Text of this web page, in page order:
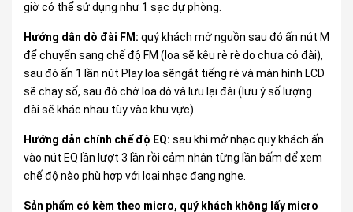
giờ có thể sử dụng như 1 sạc dự phòng.
Hướng dẫn dò đài FM: quý khách mở nguồn sau đó ấn nút M
để chuyển sang chế độ FM (loa sẽ kêu rè rè do chưa có đài),
sau đó ấn 1 lần nút Play loa sẽngắt tiếng rè và màn hình LCD
sẽ chạy số, sau đó chờ loa dò và lưu lại đài (lưu ý số lượng
đài sẽ khác nhau tùy vào khu vực).
Hướng dẫn chính chế độ EQ: sau khi mở nhạc quy khách ấn
vào nút EQ lần lượt 3 lần rồi cảm nhận từng lần bấm để xem
chế độ nào phù hợp với loại nhạc đang nghe.
Sản phẩm có kèm theo micro, quý khách không lấy micro